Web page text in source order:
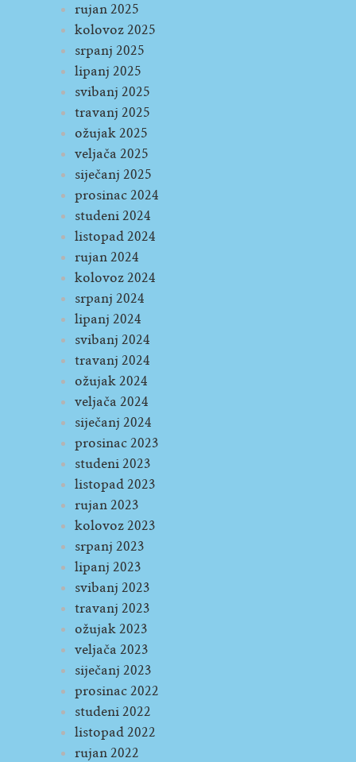
rujan 2025
kolovoz 2025
srpanj 2025
lipanj 2025
svibanj 2025
travanj 2025
ožujak 2025
veljača 2025
siječanj 2025
prosinac 2024
studeni 2024
listopad 2024
rujan 2024
kolovoz 2024
srpanj 2024
lipanj 2024
svibanj 2024
travanj 2024
ožujak 2024
veljača 2024
siječanj 2024
prosinac 2023
studeni 2023
listopad 2023
rujan 2023
kolovoz 2023
srpanj 2023
lipanj 2023
svibanj 2023
travanj 2023
ožujak 2023
veljača 2023
siječanj 2023
prosinac 2022
studeni 2022
listopad 2022
rujan 2022